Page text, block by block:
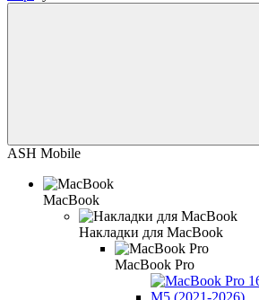
ASH Mobile
MacBook
Накладки для MacBook
MacBook Pro